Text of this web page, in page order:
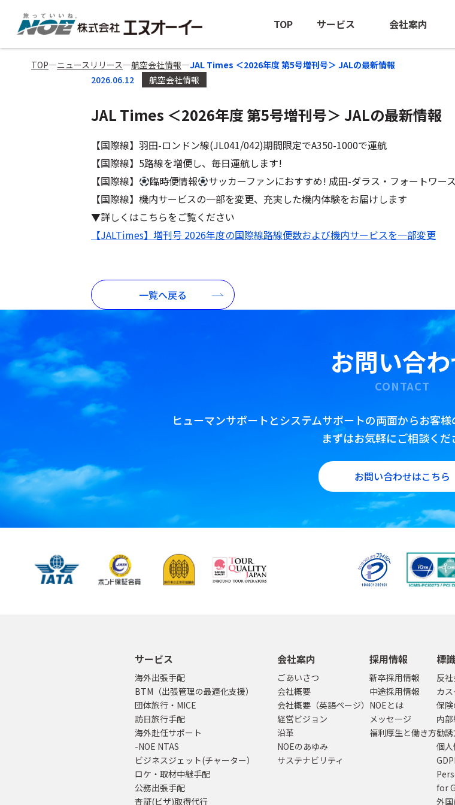
TOP サービス
海外出張手配
BTM（出張管理の最適化支
訪日旅行手配
海外赴任サポート
ビジネスジェット(チャー
翻訳・通訳・アポイント
海外赴任前・出張前 語学
会社案内
ごあいさつ
沿革
TOP―ニュースリリース―航空会社情報―JAL Times ＜2026年度 第5号増刊号＞ JALの最新情報
2026.06.12
航空会社情報
JAL Times ＜2026年度 第5号増刊号＞ JALの最新情報
【国際線】羽田-ロンドン線(JL041/042)期間限定でA350-1000で運航
【国際線】5路線を増便し、毎日運航します!
【国際線】
臨時便情報
サッカーファンにおすすめ! 成田-ダラス・フォートワー
【国際線】機内サービスの一部を変更、充実した機内体験をお届けします
▼詳しくはこちらをご覧ください
【JALTimes】増刊号 2026年度の国際線路線便数および機内サービスを一部変更
一覧へ戻る
お問い合
CONTACT
ヒューマンサポートとシステムサポートの両面からお客様
まずはお気軽にご相談くだ
お問い合わせはこちら
サービス
海外出張手配
BTM（出張管理の最適化支援）
団体旅行・MICE
訪日旅行手配
海外赴任サポート
-NOE NTAS
ビジネスジェット(チャーター）
ロケ・取材中継手配
公務出張手配
査証(ビザ)取得代行
会社案内
ごあいさつ
会社概要
会社概要（英語ページ）
経営ビジョン
沿革
NOEのあゆみ
サステナビリティ
採用情報
新卒採用情報
中途採用情報
NOEとは
メッセージ
福利厚生と働き方
標
反
カ
保
内
勧
個
for
外